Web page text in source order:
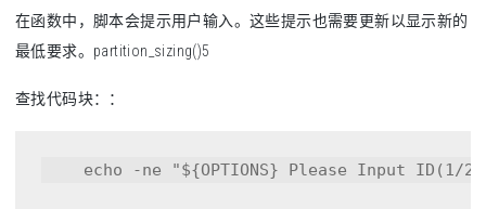
在函数中，脚本会提示用户输入。这些提示也需要更新以显示新的
最低要求。partition_sizing()5
查找代码块：：
echo -ne "${OPTIONS} Please Input ID(1/